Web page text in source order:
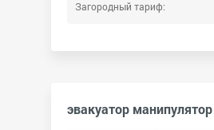
Загородный тариф:
эвакуатор манипулятор